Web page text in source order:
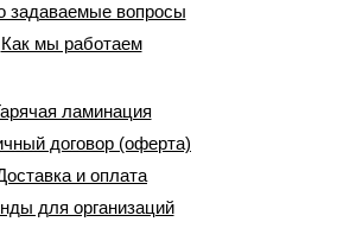
задаваемые вопросы
Как мы работаем
ламинация
договор (оферта)
и оплата
для организаций